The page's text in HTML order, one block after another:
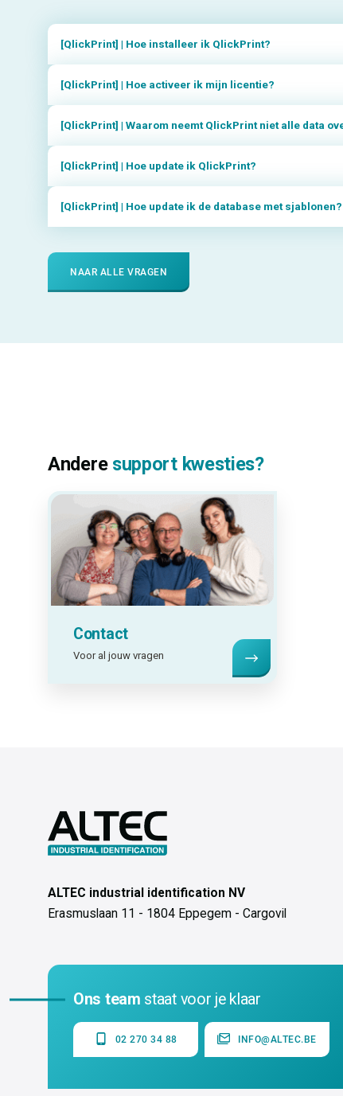
[QlickPrint] | Hoe installeer ik QlickPrint?
[QlickPrint] | Hoe activeer ik mijn licentie?
[QlickPrint] | Waarom neemt QlickPrint niet alle data
[QlickPrint] | Hoe update ik QlickPrint?
[QlickPrint] | Hoe update ik de database met sjablonen?
NAAR ALLE VRAGEN
Andere support kwesties?
Contact
Voor al jouw vragen
ALTEC industrial identification NV
Erasmuslaan 11 - 1804 Eppegem - Cargovil
Ons team staat voor je klaar
02 270 34 88 INFO@ALTEC.BE